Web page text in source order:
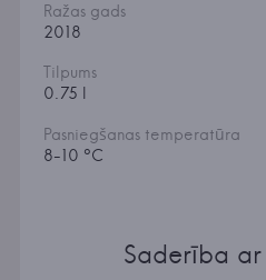
Ražas gads
2018
Tilpums
0.75 l
Pasniegšanas temperatūra
8-10 °C
Saderība